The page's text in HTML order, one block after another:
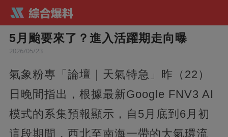
5月颱要來了？進入活躍期走向曝
2026/05/23
氣象粉專「論壇｜天氣特急」昨（22）
日晚間指出，根據最新Google FNV3 AI
模式的系集預報顯示，自5月底到6月初
這段期間，西北至南海一帶的大氣環流